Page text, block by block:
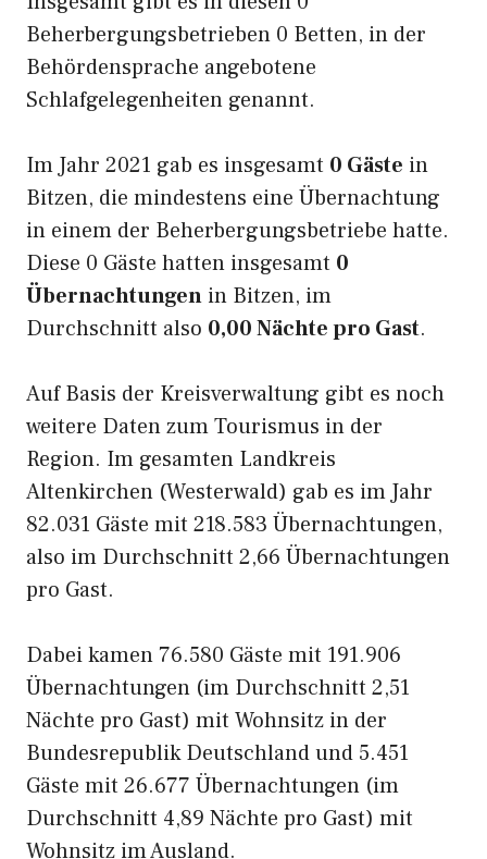
Beherbergungsbetrieben 0 Betten, in der
Behördensprache angebotene
Schlafgelegenheiten genannt.
Im Jahr 2021 gab es insgesamt 0 Gäste in
Bitzen, die mindestens eine Übernachtung
in einem der Beherbergungsbetriebe hatte.
Diese 0 Gäste hatten insgesamt 0
Übernachtungen in Bitzen, im
Durchschnitt also 0,00 Nächte pro Gast.
Auf Basis der Kreisverwaltung gibt es noch
weitere Daten zum Tourismus in der
Region. Im gesamten Landkreis
Altenkirchen (Westerwald) gab es im Jahr
82.031 Gäste mit 218.583 Übernachtungen,
also im Durchschnitt 2,66 Übernachtungen
pro Gast.
Dabei kamen 76.580 Gäste mit 191.906
Übernachtungen (im Durchschnitt 2,51
Nächte pro Gast) mit Wohnsitz in der
Bundesrepublik Deutschland und 5.451
Gäste mit 26.677 Übernachtungen (im
Durchschnitt 4,89 Nächte pro Gast) mit
Wohnsitz im Ausland.